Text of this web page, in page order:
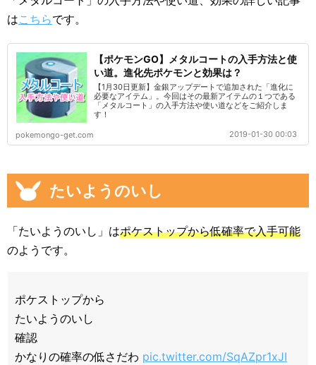
はこちらです。
【ポケモンGO】メタルコートの入手方法と使
い道。進化先ポケモンと効果は？
【1月30日更新】金銀アップデートで追加された「進化に
必要なアイテム」。今回はその最新アイテムの１つである
「メタルコート」の入手方法や使い道などをご紹介しま
す！
pokemongo-get.com 2019-01-30 00:03
たいようのいし
「たいようのいし」はポケストップから低確率で入手可能
のようです。
ポケストップから
たいようのいし
確認
かなりの確率の低さだわ pic.twitter.com/SqAZpr1xJI